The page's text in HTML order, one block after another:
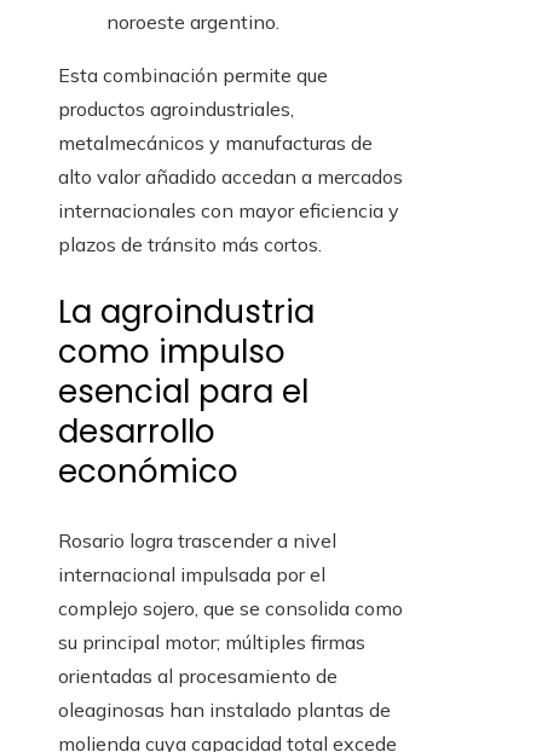
noroeste argentino.
Esta combinación permite que
productos agroindustriales,
metalmecánicos y manufacturas de
alto valor añadido accedan a mercados
internacionales con mayor eficiencia y
plazos de tránsito más cortos.
La agroindustria
como impulso
esencial para el
desarrollo
económico
Rosario logra trascender a nivel
internacional impulsada por el
complejo sojero, que se consolida como
su principal motor; múltiples firmas
orientadas al procesamiento de
oleaginosas han instalado plantas de
molienda cuya capacidad total excede